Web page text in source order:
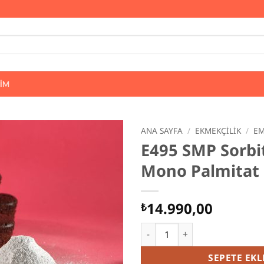
ANA SAYFA / EKMEKÇILIK /
E495 SMP
Mono Palmitat
₺14.990,00
E495 SMP Sorbitan Mono
SEPETE